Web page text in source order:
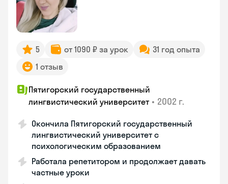
5 от 1090 ₽ за урок
31 год опыта
1 отзыв
Пятигорский государственный
лингвистический университет • 2002 г.
Окончила Пятигорский государственный
лингвистический университет с
психологическим образованием
Работала репетитором и продолжает давать
частные уроки